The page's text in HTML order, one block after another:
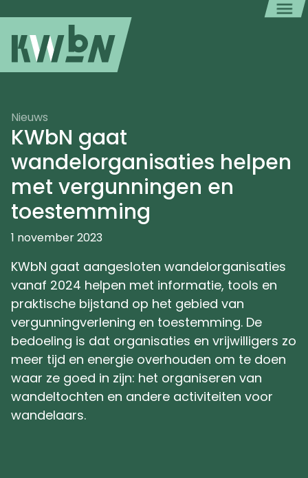
Nieuws
KWbN gaat
wandelorganisaties helpen
met vergunningen en
toestemming
1 november 2023
KWbN gaat aangesloten wandelorganisaties
vanaf 2024 helpen met informatie, tools en
praktische bijstand op het gebied van
vergunningverlening en toestemming. De
bedoeling is dat organisaties en vrijwilligers zo
meer tijd en energie overhouden om te doen
waar ze goed in zijn: het organiseren van
wandeltochten en andere activiteiten voor
wandelaars.